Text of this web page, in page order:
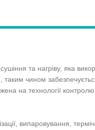
та нагріву, яка
таким чином
на технології контролю
випаровування,